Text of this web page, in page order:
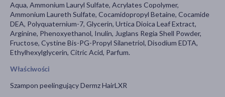
Aqua, Ammonium Lauryl Sulfate, Acrylates Copolymer,
Ammonium Laureth Sulfate, Cocamidopropyl Betaine, Cocamide
DEA, Polyquaternium-7, Glycerin, Urtica Dioica Leaf Extract,
Arginine, Phenoxyethanol, Inulin, Juglans Regia Shell Powder,
Fructose, Cystine Bis-PG-Propyl Silanetriol, Disodium EDTA,
Ethylhexylglycerin, Citric Acid, Parfum.
Właściwości
Szampon peelingujący Dermz HairLXR